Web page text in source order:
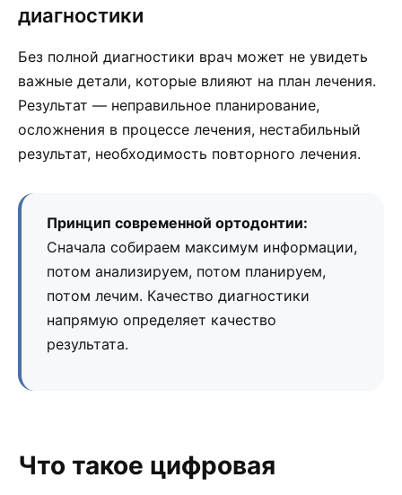
диагностики
Без полной диагностики врач может не увидеть
важные детали, которые влияют на план лечения.
Результат — неправильное планирование,
осложнения в процессе лечения, нестабильный
результат, необходимость повторного лечения.
Принцип современной ортодонтии:
Сначала собираем максимум информации,
потом анализируем, потом планируем,
потом лечим. Качество диагностики
напрямую определяет качество
результата.
Что такое цифровая